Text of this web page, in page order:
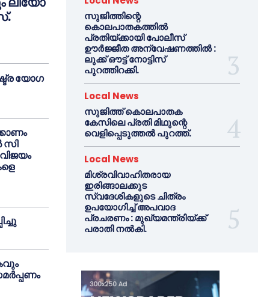
യോഗ
സി
സുജിത്തിന്റെ
കൊലപാതകത്തില്‍
പ്രതിയ്ക്കായി പോലീസ്
ഊര്‍ജ്ജീത അന്വേഷണത്തില്‍ :
ലുക്ക് ഔട്ട് നോട്ടിസ്
പുറത്തിറക്കി.
Local News
സുജിത്ത് കൊലപാതക
കേസിലെ പ്രതി മിഥുന്റെ
വെളിപ്പെടുത്തല്‍ പുറത്ത്.
Local News
മിശ്രവിവാഹിതരായ
ഇരിങ്ങാലക്കുട
സ്വദേശികളുടെ ചിത്രം
ഉപയോഗിച്ച് അപവാദ
പ്രചരണം : മുഖ്യമന്ത്രിയ്ക്ക്
പരാതി നല്‍കി.